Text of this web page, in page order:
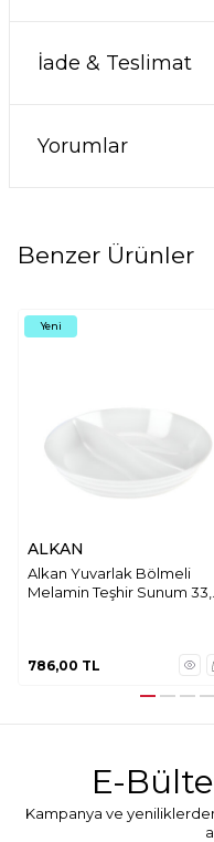
İade & Teslimat
Yorumlar
Benzer Ürünler
Yeni
ALKAN
Alkan Yuvarlak Bölmeli
Melamin Teşhir Sunum 33,5
786,00 TL
E-
Kampanya ve